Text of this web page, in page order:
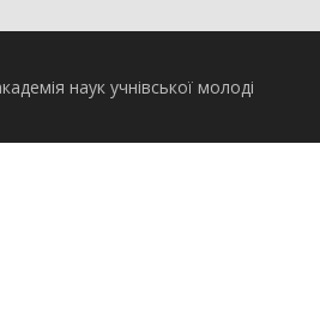
наук учнівської молоді